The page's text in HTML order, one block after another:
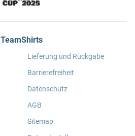
TeamShirts
Lieferung und Rückgabe
Barrierefreiheit
Datenschutz
AGB
Sitemap